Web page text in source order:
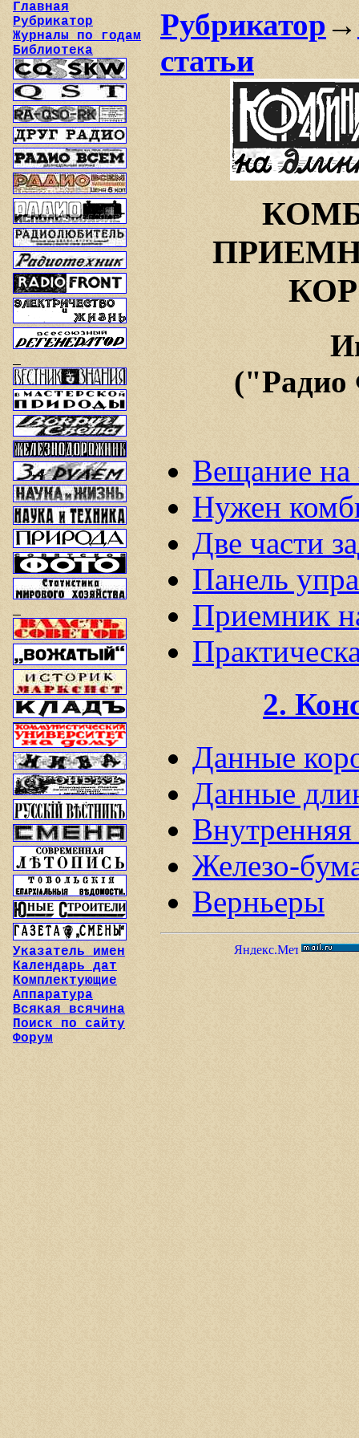
Главная
Рубрикатор
Журналы по годам
Библиотека
Указатель имен
Календарь дат
Комплектующие
Аппаратура
Всякая всячина
Поиск по сайту
Форум
Рубрикатор →
статьи
Вещание на
Нужен
Две части
Панель
Приемник
2.
Данные
Данные
Внутренняя
Железо-
Верньеры